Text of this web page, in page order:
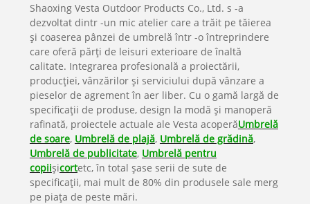
Shaoxing Vesta Outdoor Products Co., Ltd. s -a
dezvoltat dintr -un mic atelier care a trăit pe tăierea
și coaserea pânzei de umbrelă într -o întreprindere
care oferă părți de leisuri exterioare de înaltă
calitate. Integrarea profesională a proiectării,
producției, vânzărilor și serviciului după vânzare a
pieselor de agrement în aer liber. Cu o gamă largă de
specificații de produse, design la modă și manoperă
rafinată, proiectele actuale ale Vesta acoperăUmbrelă
de soare, Umbrelă de plajă, Umbrelă de grădină,
Umbrelă de publicitate, Umbrelă pentru
copiişicortetc, în total șase serii de sute de
specificații, mai mult de 80% din produsele sale merg
pe piața de peste mări.